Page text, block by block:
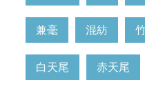
兼毫 混紡
白天尾 赤天尾